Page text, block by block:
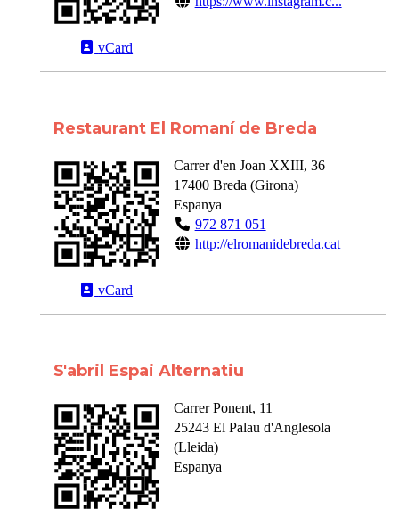
vCard
Restaurant El Romaní de Breda
vCard
Carrer d'en Joan XXIII, 36
17400 Breda (Girona)
Espanya
972 871 051
http://elromanidebreda.cat
S'abril Espai Alternatiu
Carrer Ponent, 11
25243 El Palau d'Anglesola
(Lleida)
Espanya